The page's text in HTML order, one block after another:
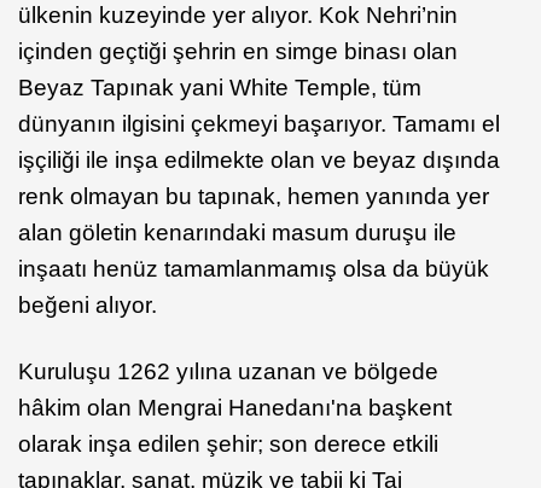
ülkenin kuzeyinde yer alıyor. Kok Nehri’nin
içinden geçtiği şehrin en simge binası olan
Beyaz Tapınak yani White Temple, tüm
dünyanın ilgisini çekmeyi başarıyor. Tamamı el
işçiliği ile inşa edilmekte olan ve beyaz dışında
renk olmayan bu tapınak, hemen yanında yer
alan göletin kenarındaki masum duruşu ile
inşaatı henüz tamamlanmamış olsa da büyük
beğeni alıyor.
Kuruluşu 1262 yılına uzanan ve bölgede
hâkim olan Mengrai Hanedanı'na başkent
olarak inşa edilen şehir; son derece etkili
tapınaklar, sanat, müzik ve tabii ki Tai